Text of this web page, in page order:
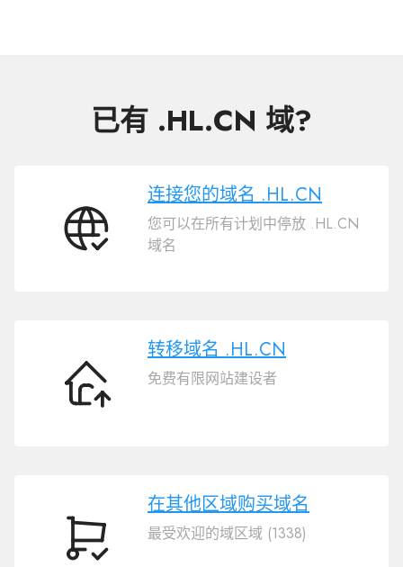
已有 .HL.CN 域?
连
.HL.CN
连接您的域名 .HL.CN
您可以在所有计划中停放 .HL.CN
域名
转
转移域名 .HL.CN
免费有限网站建设者
在
在其他区域购买域名
最受欢迎的域区域 (1338)